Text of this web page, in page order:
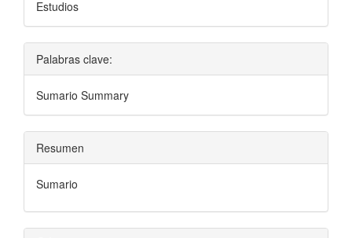
Estudios
Palabras clave:
Sumario Summary
Resumen
Sumario